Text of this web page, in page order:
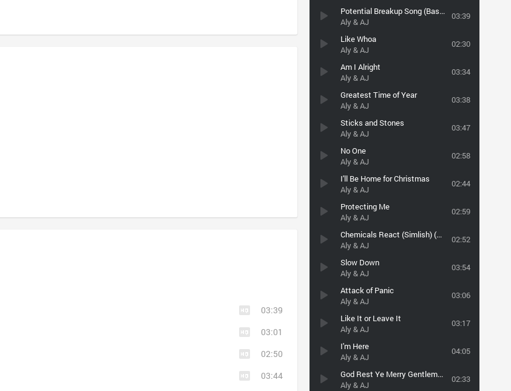
Potential Breakup Song (BassBoosted by Mr.Tiger)
Aly & AJ
03:39
Like Whoa
Aly & AJ
02:30
Am I Alright
Aly & AJ
03:34
Greatest Time of Year
Aly & AJ
03:38
Sticks and Stones
Aly & AJ
03:47
No One
Aly & AJ
02:58
I'll Be Home for Christmas
Aly & AJ
02:44
Protecting Me
Aly & AJ
02:59
Chemicals React (Simlish) (OST The Sims 2 Pets)
Aly & AJ
02:52
Slow Down
Aly & AJ
03:54
Attack of Panic
Aly & AJ
03:06
Like It or Leave It
Aly & AJ
03:17
I'm Here
Aly & AJ
04:05
God Rest Ye Merry Gentlemen
Aly & AJ
02:33
03:39
03:01
02:50
03:44